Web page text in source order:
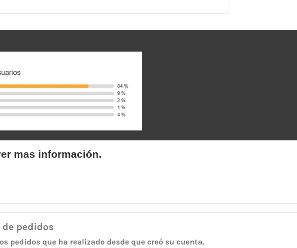
mas información.